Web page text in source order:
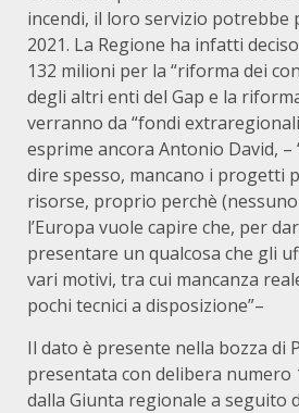
incendi, il loro servizio potrebbe
2021. La Regione ha infatti
132 milioni per la “riforma dei
degli altri enti del Gap e la
verranno da “fondi
esprime ancora Antonio David,
dire spesso, mancano i progetti
risorse, proprio perchè
l’Europa vuole capire che, per
presentare un qualcosa che gli
vari motivi, tra cui mancanza
pochi tecnici a disposizione”–
Il dato è presente nella bozza di
presentata con delibera numero
dalla Giunta regionale a seguito